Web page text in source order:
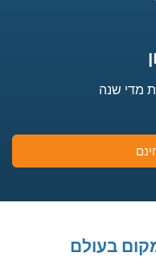
מדי שנה
בעולם